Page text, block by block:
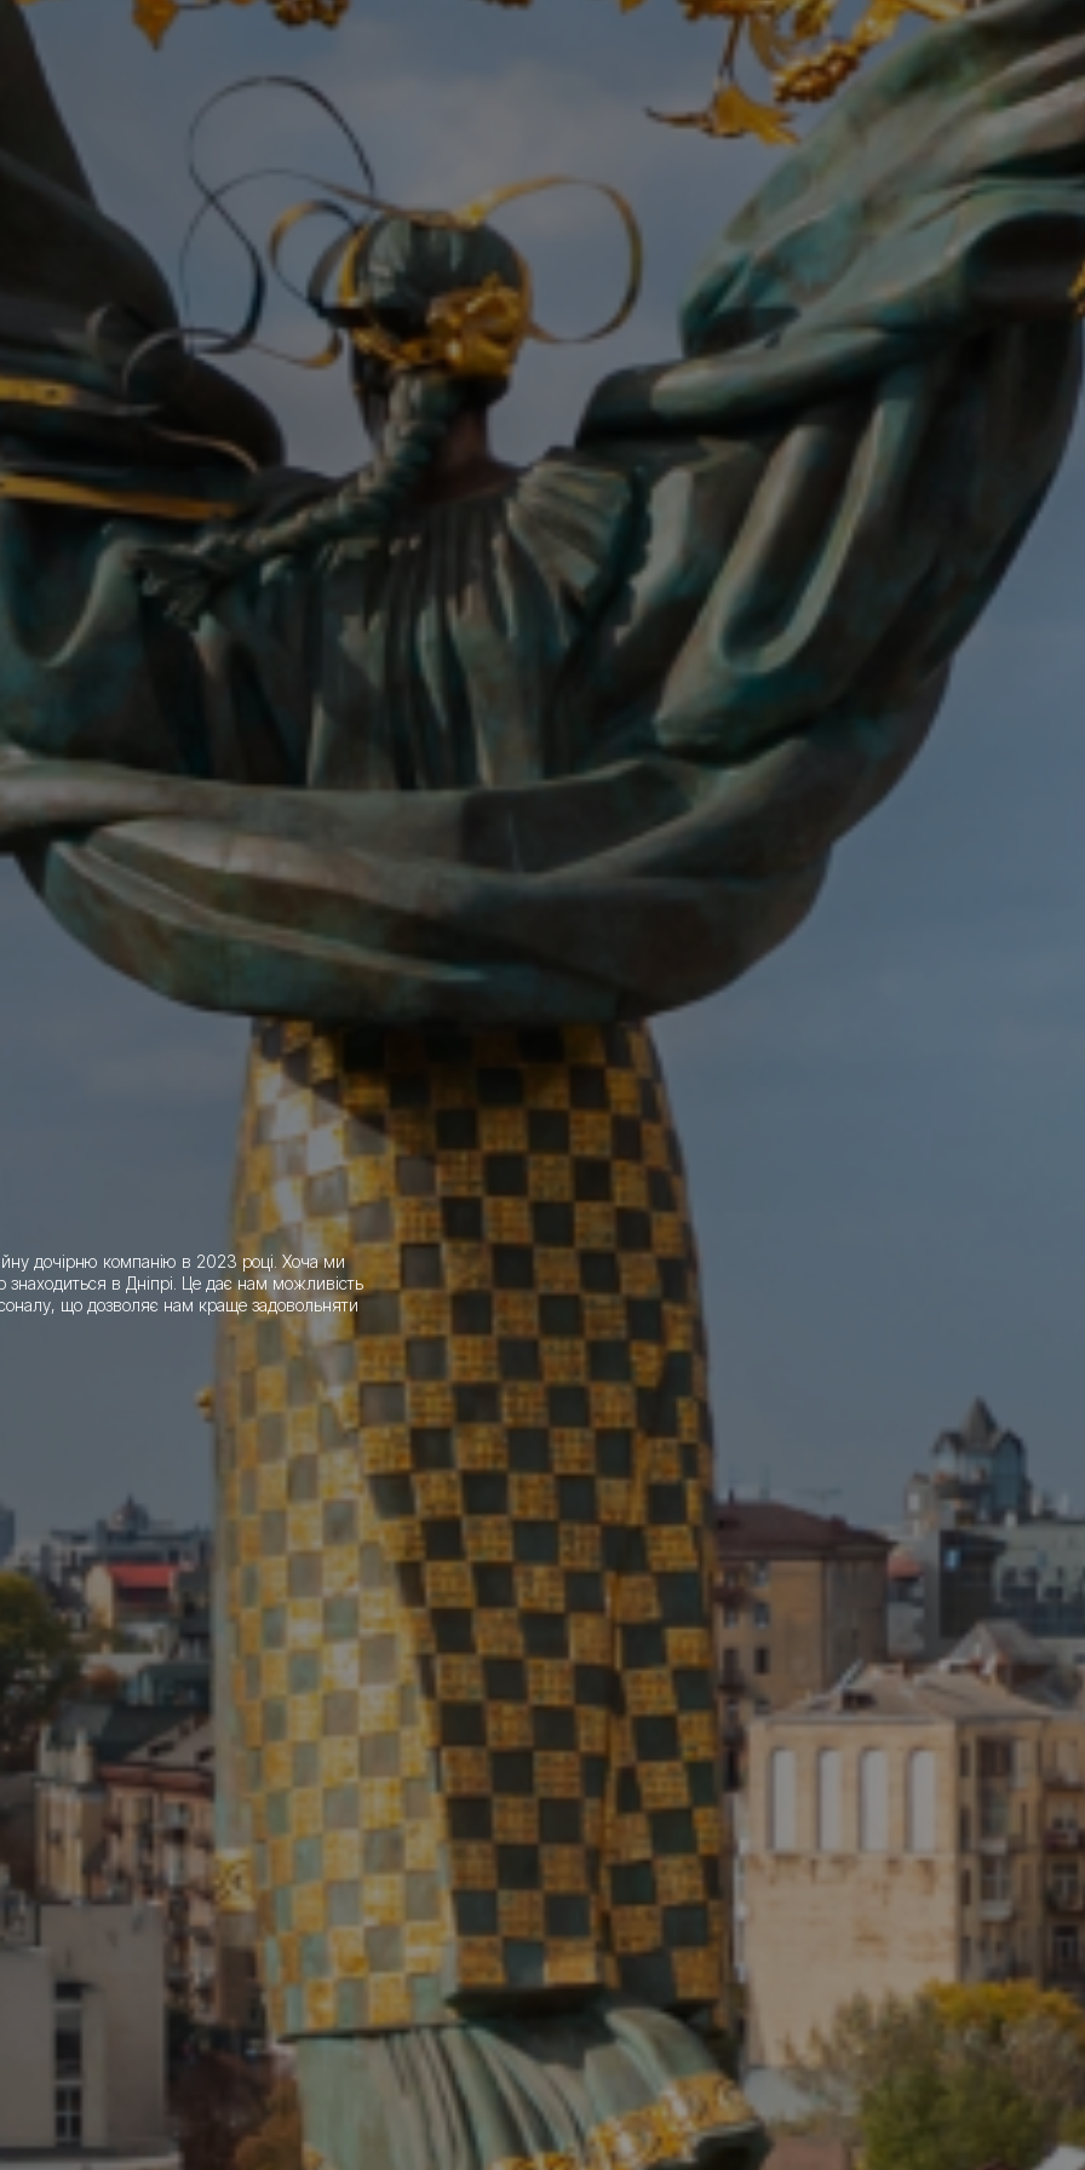
дочірню компанію в 2023 році. Хоча ми
знаходиться в Дніпрі. Це дає нам можливість
що дозволяє нам краще задовольняти